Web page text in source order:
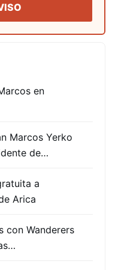
en
Marcos Yerko
de…
a
Arica
con Wanderers